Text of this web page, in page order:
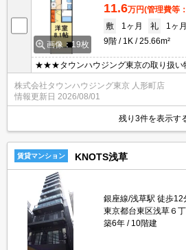
画像：19枚
11.6万円(管理費等
敷
1ヶ月 礼
1ヶ月
9階
1K 25.66m²
★★★タウンハウジング東京の取り扱
株式会社タウンハウジング東京 人形町店
情報更新日 2026/08/01
残り3件を表示す
賃貸マンション KNOTS浅草
銀座線/浅草駅 徒歩12
東京都台東区浅草６丁
築6年
10階建